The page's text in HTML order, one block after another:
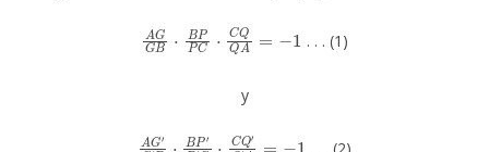
AG B⋅B PC⋅C
. . . (1)
y
AG′ B⋅B P′C